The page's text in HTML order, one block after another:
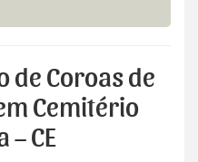
de Coroas de
Cemitério
CE